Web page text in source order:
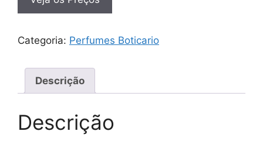
Categoria: Perfumes Boticario
Descrição
Descrição